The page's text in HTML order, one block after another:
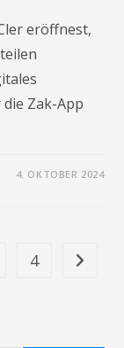
eröffnest,
Zak-App
4. OKTOBER 2024
4 Gehe